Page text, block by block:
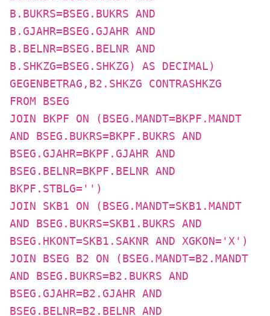
B.BUKRS=BSEG.BUKRS AND
B.GJAHR=BSEG.GJAHR AND
B.BELNR=BSEG.BELNR AND
B.SHKZG=BSEG.SHKZG) AS DECIMAL)
GEGENBETRAG,B2.SHKZG CONTRASHKZG
FROM BSEG
JOIN BKPF ON (BSEG.MANDT=BKPF.MANDT
AND BSEG.BUKRS=BKPF.BUKRS AND
BSEG.GJAHR=BKPF.GJAHR AND
BSEG.BELNR=BKPF.BELNR AND
BKPF.STBLG='')
JOIN SKB1 ON (BSEG.MANDT=SKB1.MANDT
AND BSEG.BUKRS=SKB1.BUKRS AND
BSEG.HKONT=SKB1.SAKNR AND XGKON='X')
JOIN BSEG B2 ON (BSEG.MANDT=B2.MANDT
AND BSEG.BUKRS=B2.BUKRS AND
BSEG.GJAHR=B2.GJAHR AND
BSEG.BELNR=B2.BELNR AND